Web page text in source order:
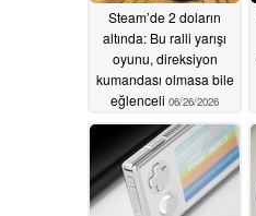
Steam’de 2 doların
altında: Bu ralli yarışı
oyunu, direksiyon
kumandası olmasa bile
eğlenceli 06/26/2026